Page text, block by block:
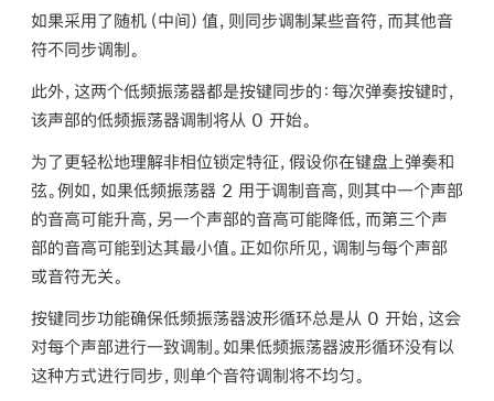
如果采用了随机（中间）值，则同步调制某些音符，而其他音
符不同步调制。
此外，这两个低频振荡器都是按键同步的：每次弹奏按键时，
该声部的低频振荡器调制将从 0 开始。
为了更轻松地理解非相位锁定特征，假设你在键盘上弹奏和
弦。例如，如果低频振荡器 2 用于调制音高，则其中一个声部
的音高可能升高，另一个声部的音高可能降低，而第三个声
部的音高可能到达其最小值。正如你所见，调制与每个声部
或音符无关。
按键同步功能确保低频振荡器波形循环总是从 0 开始，这会
对每个声部进行一致调制。如果低频振荡器波形循环没有以
这种方式进行同步，则单个音符调制将不均匀。